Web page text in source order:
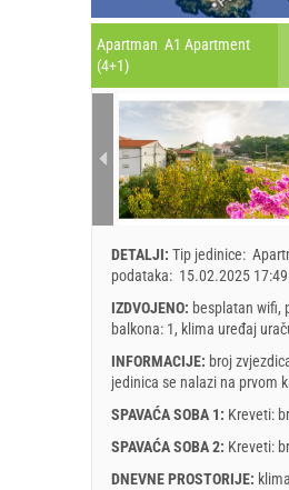
Apartman A1 Apartment
(4+1)
DETALJI: Tip jedinice:
podataka: 15.02.2025
IZDVOJENO: besplatan wifi,
balkona: 1, klima uređaj
INFORMACIJE: broj
jedinica se nalazi na prvom
SPAVAĆA SOBA 1: Kreveti:
SPAVAĆA SOBA 2: Kreveti:
DNEVNE PROSTORIJE: